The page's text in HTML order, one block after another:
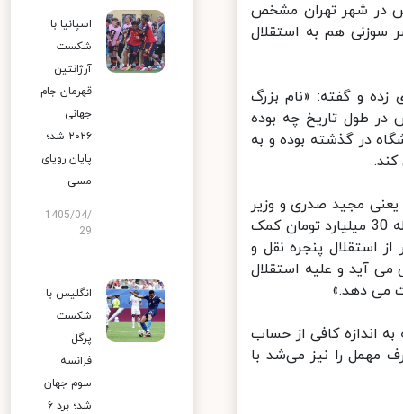
در شهر تهران مشخص
هم به استقلال
و گفته: «نام بزرگ
طول تاریخ چه بوده
در گذشته بوده و به
مجید صدری و وزیر
ارتباطات آذری جهرمی نیز اتهامی را وارد کرد و گفت: «به راحتی در یک مرحله 30 میلیارد تومان کمک
پنجره نقل و
آید و علیه استقلال
می دهد.»
تهرانی در 4 سال گذشته به اندازه کافی از حساب
را نیز می‌شد با
اسپانیا با
شکست
آرژانتین
قهرمان جام
جهانی
۲۰۲۶ شد؛
پایان رویای
مسی
1405/04/
29
انگلیس با
شکست
پرگل
فرانسه
سوم جهان
شد؛ برد ۶